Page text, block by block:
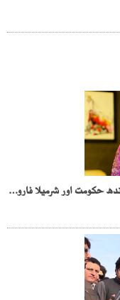
شرمیلا فاروقی کو پی ایچ ڈی کی ڈگری کا اجراء: سندھ حکومت اور شرمیلا فاروقی کو دوبارہ نوٹس